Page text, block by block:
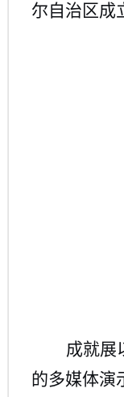
尔自治区成
成就展
的多媒体演